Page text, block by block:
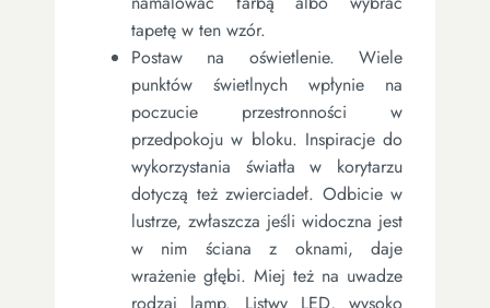
tapetę w ten wzór.
Postaw na oświetlenie. Wiele
punktów świetlnych wpłynie na
poczucie przestronności w
przedpokoju w bloku. Inspiracje do
wykorzystania światła w korytarzu
dotyczą też zwierciadeł. Odbicie w
lustrze, zwłaszcza jeśli widoczna jest
w nim ściana z oknami, daje
wrażenie głębi. Miej też na uwadze
rodzaj lamp. Listwy LED, wysoko